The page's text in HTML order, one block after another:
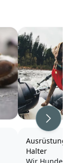
Halter
Weiter